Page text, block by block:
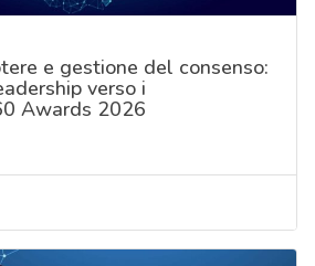
e gestione del consenso:
verso i
Awards 2026